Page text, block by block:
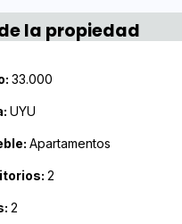
la propiedad
33.000
UYU
Apartamentos
2
2